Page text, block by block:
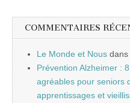
COMMENTAIRES
Le Monde et Nous dans
Prévention Alzheimer :
agréables pour seniors
apprentissages et